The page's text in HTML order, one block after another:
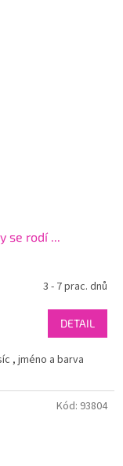
se rodí ...
3 - 7 prac. dnů
DETAIL
, jméno a barva
Kód: 93804